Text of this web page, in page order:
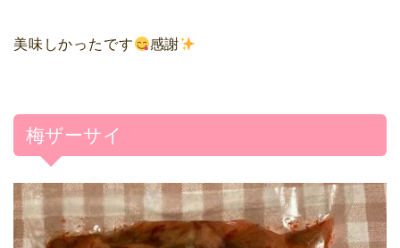
美味しかったです 感謝
梅ザーサイ